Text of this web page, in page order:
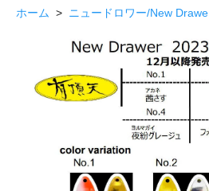
ホーム > ニュードロワー/New Drawe